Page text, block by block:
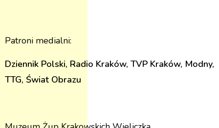
Patroni medialni:
Dziennik Polski, Radio Kraków, TVP Kraków, Modny,
TTG, Świat Obrazu